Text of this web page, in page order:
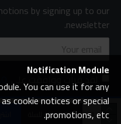
اضافة للسلة
by signing up to our
newsletter.
لقد قرأت ووافقت على FAQ
Notification Module
You can use it for any
cookie notices or special
promotions, etc.